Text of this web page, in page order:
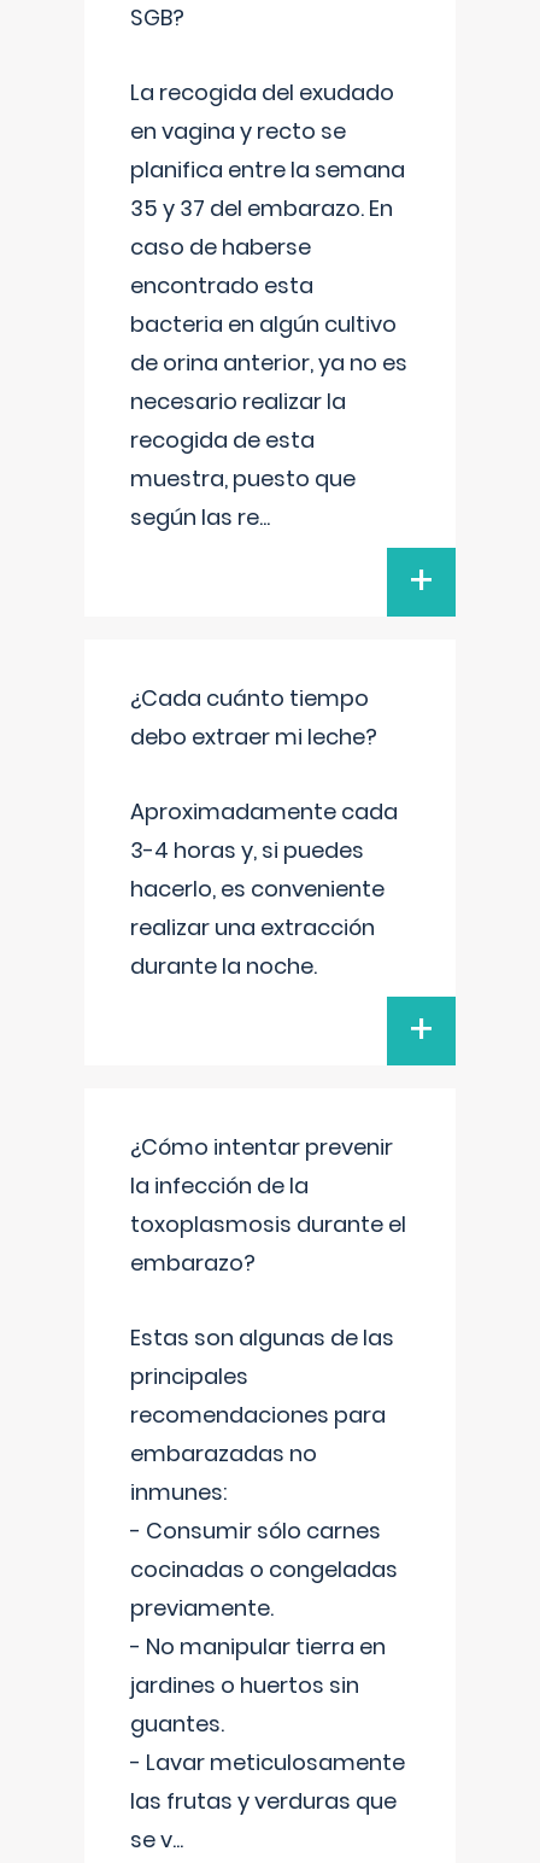
SGB?
La recogida del exudado
en vagina y recto se
planifica entre la semana
35 y 37 del embarazo. En
caso de haberse
encontrado esta
bacteria en algún cultivo
de orina anterior, ya no es
necesario realizar la
recogida de esta
muestra, puesto que
según las re...
+
¿Cada cuánto tiempo
debo extraer mi leche?
Aproximadamente cada
3-4 horas y, si puedes
hacerlo, es conveniente
realizar una extracción
durante la noche.
+
¿Cómo intentar prevenir
la infección de la
toxoplasmosis durante el
embarazo?
Estas son algunas de las
principales
recomendaciones para
embarazadas no
inmunes:
- Consumir sólo carnes
cocinadas o congeladas
previamente.
- No manipular tierra en
jardines o huertos sin
guantes.
- Lavar meticulosamente
las frutas y verduras que
se v...